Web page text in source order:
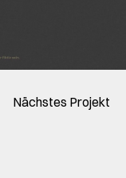
Nächstes Projekt